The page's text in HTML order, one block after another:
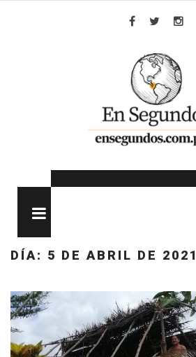
DÍA: 5 DE ABRIL DE 2021